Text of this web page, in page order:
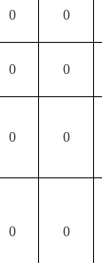
0 0
0 0
0 0
0 0